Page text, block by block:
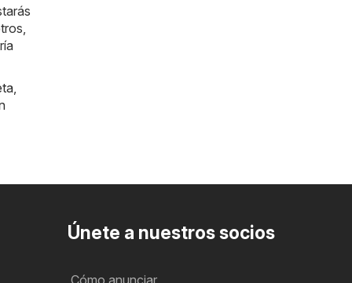
,
Únete a nuestros socios